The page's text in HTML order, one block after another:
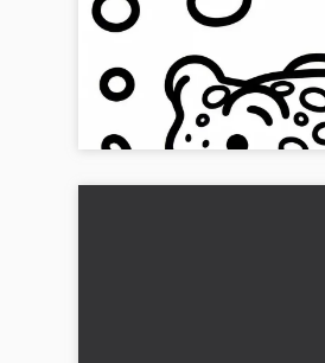
Kräkan hoppar genom
Upptäck den gratis målarbild
efter din smak och ladda ner